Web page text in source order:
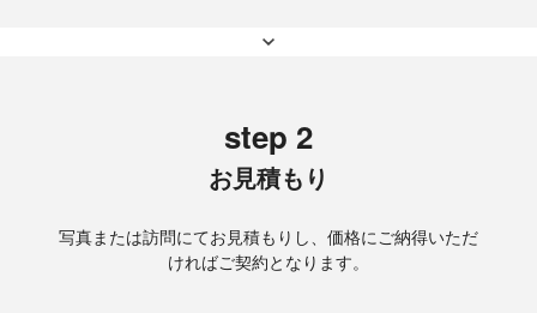
step 2
お見積もり
写真または訪問にてお見積もりし、価格にご納得いただ
ければご契約となります。